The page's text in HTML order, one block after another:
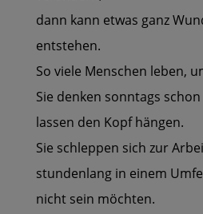
dann kann etwas ganz
entstehen.
So viele Menschen leben,
Sie denken sonntags
lassen den Kopf hängen.
Sie schleppen sich zur
stundenlang in einem
nicht sein möchten.